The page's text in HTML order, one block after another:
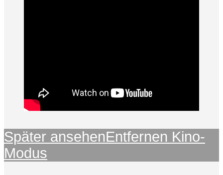
Später ansehenEntfernen Kino-
Modus